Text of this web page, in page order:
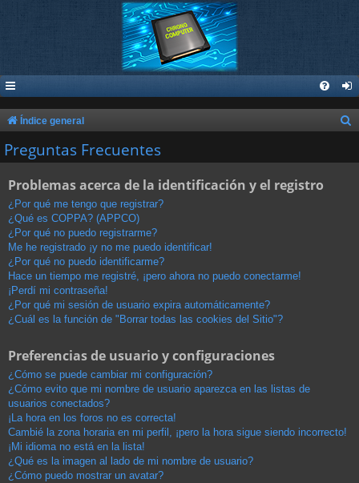
Índice general
s
Preguntas Frecuentes
Problemas acerca de la identificación y el registro
¿Por qué me tengo que registrar?
¿Qué es COPPA? (APPCO)
¿Por qué no puedo registrarme?
Me he registrado ¡y no me puedo identificar!
¿Por qué no puedo identificarme?
Hace un tiempo me registré, ¡pero ahora no puedo conectarme!
¡Perdí mi contraseña!
¿Por qué mi sesión de usuario expira automáticamente?
¿Cuál es la función de "Borrar todas las cookies del Sitio"?
Preferencias de usuario y configuraciones
¿Cómo se puede cambiar mi configuración?
¿Cómo evito que mi nombre de usuario aparezca en las listas de
usuarios conectados?
¡La hora en los foros no es correcta!
Cambié la zona horaria en mi perfil, ¡pero la hora sigue siendo incorrecto!
¡Mi idioma no está en la lista!
¿Qué es la imagen al lado de mi nombre de usuario?
¿Cómo puedo mostrar un avatar?